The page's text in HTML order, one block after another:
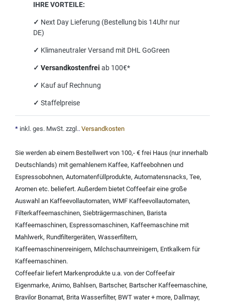
IHRE VORTEILE:
✓ Next Day Lieferung (Bestellung bis 14Uhr nur
DE)
✓ Klimaneutraler Versand mit DHL GoGreen
✓ Versandkostenfrei ab 100€*
✓ Kauf auf Rechnung
✓ Staffelpreise
* inkl. ges. MwSt. zzgl.. Versandkosten
Sie werden ab einem Bestellwert von 100,- € frei Haus (nur innerhalb
Deutschlands) mit gemahlenem Kaffee, Kaffeebohnen und
Espressobohnen, Automatenfüllprodukte, Automatensnacks, Tee,
Aromen etc. beliefert. Außerdem bietet Coffeefair eine große
Auswahl an Kaffeevollautomaten, WMF Kaffeevollautomaten,
Filterkaffeemaschinen, Siebträgermaschinen, Barista
Kaffeemaschinen, Espressomaschinen, Kaffeemaschine mit
Mahlwerk, Rundfiltergeräten, Wasserfiltern,
Kaffeemaschinenreinigern, Milchschaumreinigern, Entkalkern für
Kaffeemaschinen.
Coffeefair liefert Markenprodukte u.a. von derCoffeefair
Eigenmarke, Animo, Bahlsen, Bartscher, Bartscher Kaffeemaschine,
Bravilor Bonamat, Brita Wasserfilter, BWT water + more, Dallmayr,